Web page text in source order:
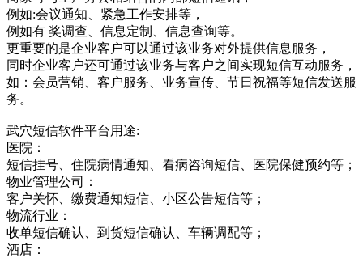
例如:会议通知、紧急工作安排等，
例如有 奖调查、信息定制、信息查询等。
更重要的是企业客户可以通过该业务对外提供信息服务，
同时企业客户还可通过该业务与客户之间实现短信互动服务，
如：会员营销、客户服务、业务宣传、节日祝福等短信发送服
务。
武穴短信软件平台用途:
医院：
短信挂号、住院病情通知、看病咨询短信、医院保健预约等；
物业管理公司：
客户关怀、缴费通知短信、小区公告短信等；
物流行业：
收单短信确认、到货短信确认、车辆调配等；
酒店：